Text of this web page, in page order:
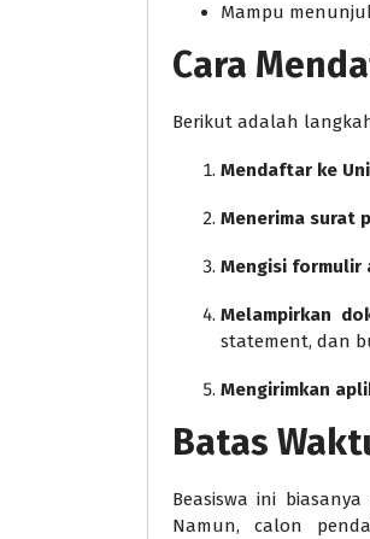
Mampu
Cara
Berikut adalah
Mendaftar ke
Menerima surat
Mengisi formulir
Melampirkan
statement, dan
Mengirimkan
Batas
Beasiswa ini
Namun, calon